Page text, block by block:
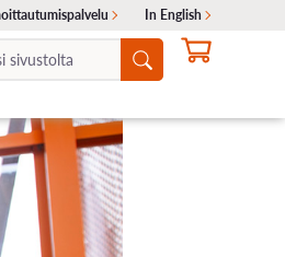
In English
OTA YHTEYTTÄ